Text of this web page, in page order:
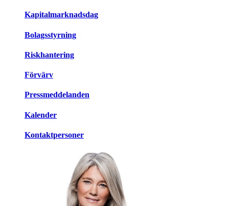
Kapitalmarknadsdag
Bolagsstyrning
Riskhantering
Förvärv
Pressmeddelanden
Kalender
Kontaktpersoner